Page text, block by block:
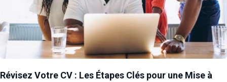
Révisez Votre CV : Les Étapes Clés pour une Mise à